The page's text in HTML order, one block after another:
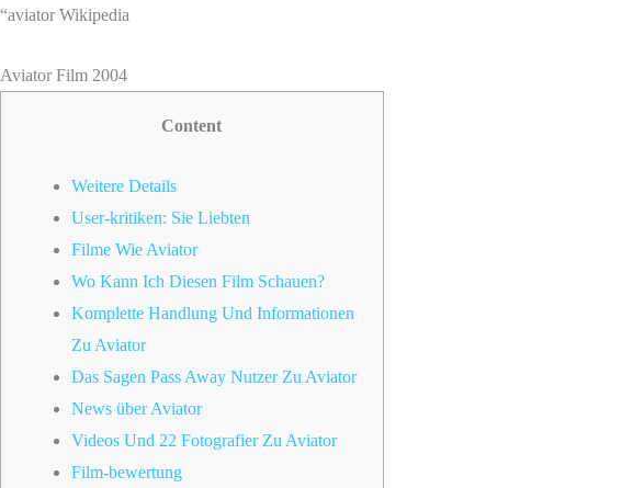
“aviator Wikipedia
Aviator Film 2004
Content
Weitere Details
User-kritiken: Sie Liebten
Filme Wie Aviator
Wo Kann Ich Diesen Film Schauen?
Komplette Handlung Und Informationen
Zu Aviator
Das Sagen Pass Away Nutzer Zu Aviator
News über Aviator
Videos Und 22 Fotografier Zu Aviator
Film-bewertung